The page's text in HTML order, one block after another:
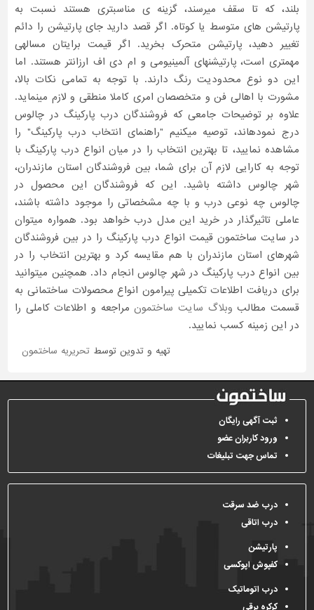
بلند، که تا سقف میرسند، گزینه ی مناسبتری هستند نسبت به
پارتیشن های متوسط یا کوتاه. اگر قصد دارید جای پارتیشن را دائم
تغییر دهید، پارتیشن متحرک بخرید. اگر قیمت برایتان مسالهی
مهمتری است، پارتیشنهای آلمینیومی و ام دی اف ارزانتر هستند. اما
این دو نوع محدودیت رنگ دارند. با توجه به تمامی نکات بالا،
مشورت با اهالی فن و متخصصان امری کاملا منطقی و لازم مینماید.
علاوه بر توضیحات جامعی که فروشندگان درب پارکینگ در چالوس
درج نمودهاند، توصیه میکنیم "راهنمای انتخاب درب پارکینگ" را
مشاهده نمایید، تا بهترین انتخاب را در میان انواع درب پارکینگ با
توجه به کارایی لازم آن برای شما، بین فروشندگان استان مازندران،
شهر چالوس داشته باشید. این که فروشندگان این محصول در
چالوس چه نوعی درب و با چه مشخصاتی را موجود داشته باشند،
عاملی تاثیرگذار در خرید این مدل درب خواهد بود. همواره میتوان
در سایت ساختمون قیمت انواع درب پارکینگ را در بین فروشندگان
شهرهای استان مازندران با هم مقایسه کرد و بهترین انتخاب را در
بین انواع درب پارکینگ در شهر چالوس انجام داد. همچنین میتوانید
برای دریافت اطلاعات تکمیلی پیرامون انواع محصولات ساختمانی به
قسمت مطالب وبلاگ سایت ساختمونمراجعه و اطلاعات کاملی را
در این زمینه کسب نمایید.
تهیه و تدوین توسط تحریریه ساختمون
ثبت آگهی رایگان
ورود کاربران عضو
تماس جهت تبلیغات
درب ضد سرقت
درب اتاقی
پارتیشن
کفپوش اپوکسی
درب اتوماتیک
کرکره برقی